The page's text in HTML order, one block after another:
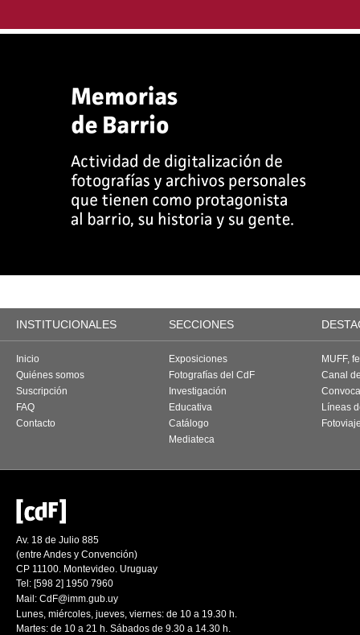
INSTITUCIONALES SECCIONES
Inicio
Quiénes somos
Suscripción
FAQ
Contacto
Exposiciones
Fotografías del CdF
Investigación
Educativa
Catálogo
Mediateca
MUFF,
Canal
Líneas
Av. 18 de Julio 885
(entre Andes y Convención)
CP 11100. Montevideo. Uruguay
Tel: [598 2] 1950 7960
Mail: CdF@imm.gub.uy
Lunes, miércoles, jueves, viernes: de 10 a 19.30 h.
Martes: de 10 a 21 h. Sábados de 9.30 a 14.30 h.